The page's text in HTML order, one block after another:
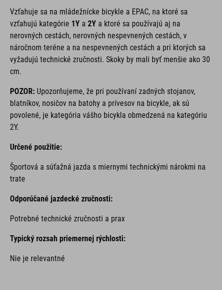
Vzťahuje sa na mládežnícke bicykle a EPAC, na ktoré sa
vzťahujú kategórie 1Y a 2Y a ktoré sa používajú aj na
nerovných cestách, nerovných nespevnených cestách, v
náročnom teréne a na nespevnených cestách a pri ktorých sa
vyžadujú technické zručnosti. Skoky by mali byť menšie ako 30
cm.
POZOR: Upozorňujeme, že pri používaní zadných stojanov,
blatníkov, nosičov na batohy a prívesov na bicykle, ak sú
povolené, je kategória vášho bicykla obmedzená na kategóriu
2Y.
Určené použitie:
Športová a súťažná jazda s miernymi technickými nárokmi na
trate
Odporúčané jazdecké zručnosti:
Potrebné technické zručnosti a prax
Typický rozsah priemernej rýchlosti:
Nie je relevantné